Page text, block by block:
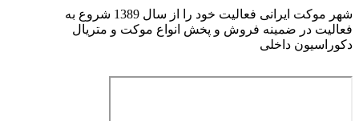
شهر موکت ایرانی فعالیت خود را از سال 1389 شروع به
فعالیت در ضمینه فروش و پخش انواع موکت و متریال
دکوراسیون داخلی